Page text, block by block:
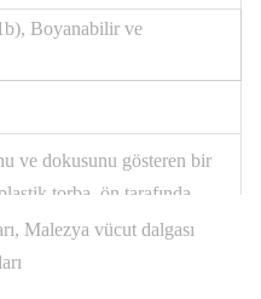
Boyanabilir ve
ve dokusunu gösteren bir
torba, ön tarafında
zarif siyah bir kutuya
Malezya vücut dalgası